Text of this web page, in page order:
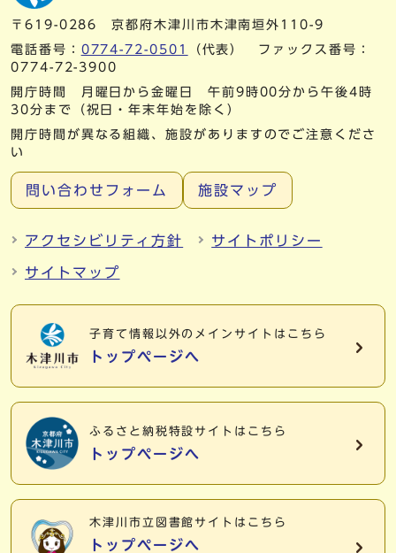
〒619-0286 京都府木津川市木津南垣外110-9
電話番号： 0774-72-0501
（代表） ファックス番号：
0774-72-3900
開庁時間 月曜日から金曜日 午前9時00分から午後4時
30分まで（祝日・年末年始を除く）
開庁時間が異なる組織、施設がありますのでご注意くださ
い
問い合わせフォーム 施設マップ
アクセシビリティ方針 サイトポリシー
サイトマップ
子育て情報以外の メインサイトはこちら
トップページへ
ふるさと納税特設サイトはこちら
トップページへ
木津川市立図書館サイトはこちら
トップページへ